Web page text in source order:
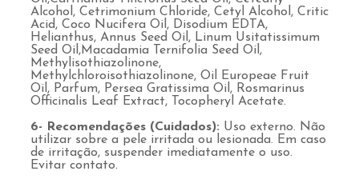
Alcohol, Cetrimonium Chloride, Cetyl Alcohol, Critic
Acid, Coco Nucifera Oil, Disodium EDTA,
Helianthus, Annus Seed Oil, Linum Usitatissimum
Seed Oil,Macadamia Ternifolia Seed Oil,
Methylisothiazolinone,
Methylchloroisothiazolinone, Oil Europeae Fruit
Oil, Parfum, Persea Gratissima Oil, Rosmarinus
Officinalis Leaf Extract, Tocopheryl Acetate.
6- Recomendações (Cuidados): Uso externo. Não
utilizar sobre a pele irritada ou lesionada. Em caso
de irritação, suspender imediatamente o uso.
Evitar contato.